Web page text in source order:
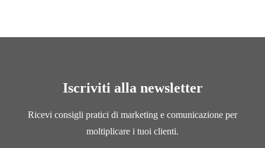
Iscriviti alla newsletter
Ricevi consigli pratici di marketing e comunicazione per
moltiplicare i tuoi clienti.